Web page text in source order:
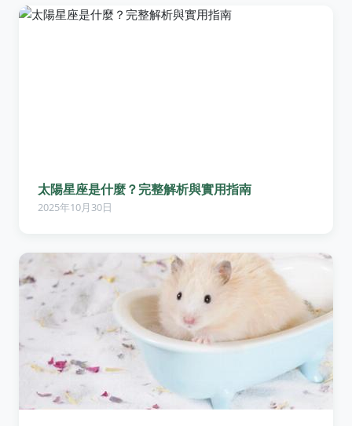
太陽星座是什麼？完整解析與實用指南
2025年10月30日